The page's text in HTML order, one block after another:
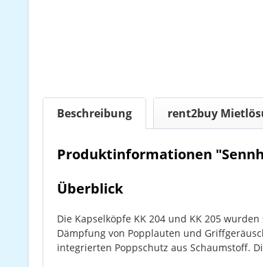
Beschreibung rent2buy
Produktinformationen
Überblick
Die Kapselköpfe KK 204 und KK 205
Dämpfung von Popplauten und
integrierten Poppschutz aus Schaumstoff.